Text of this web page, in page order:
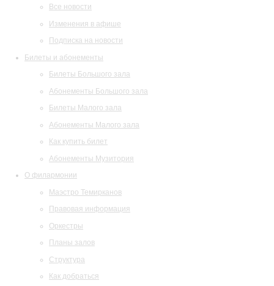
Все новости
Изменения в афише
Подписка на новости
Билеты и абонементы
Билеты Большого зала
Абонементы Большого зала
Билеты Малого зала
Абонементы Малого зала
Как купить билет
Абонементы Музитория
О филармонии
Маэстро Темирканов
Правовая информация
Оркестры
Планы залов
Структура
Как добраться